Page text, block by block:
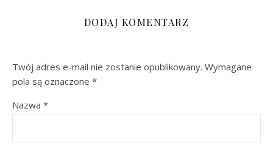
DODAJ KOMENTARZ
Twój adres e-mail nie zostanie opublikowany. Wymagane
pola są oznaczone *
Nazwa *